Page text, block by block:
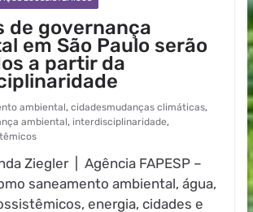
de governança
em São Paulo serão
a partir da
ambiental, cidadesmudanças climáticas,
ambiental, interdisciplinaridade,
Ziegler | Agência FAPESP –
saneamento ambiental, água,
energia, cidades e